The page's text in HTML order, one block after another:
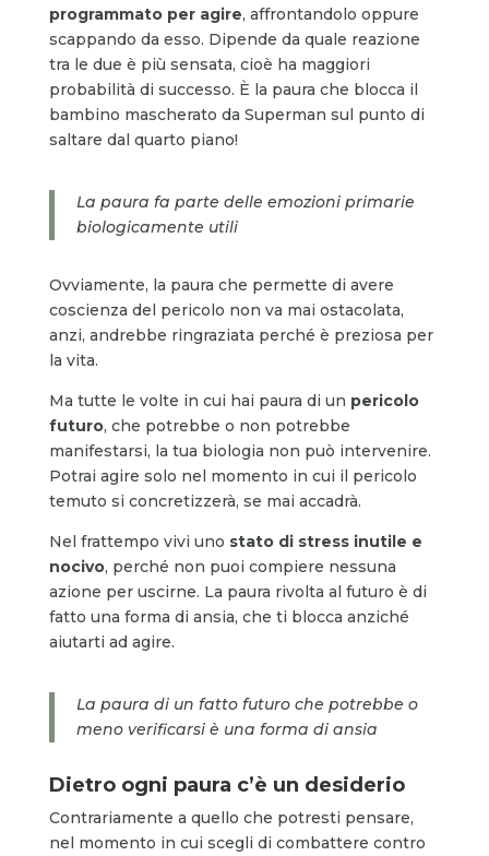
programmato per agire, affrontandolo oppure
scappando da esso. Dipende da quale reazione
tra le due è più sensata, cioè ha maggiori
probabilità di successo. È la paura che blocca il
bambino mascherato da Superman sul punto di
saltare dal quarto piano!
La paura fa parte delle emozioni primarie
biologicamente utili
Ovviamente, la paura che permette di avere
coscienza del pericolo non va mai ostacolata,
anzi, andrebbe ringraziata perché è preziosa per
la vita.
Ma tutte le volte in cui hai paura di un pericolo
futuro, che potrebbe o non potrebbe
manifestarsi, la tua biologia non può intervenire.
Potrai agire solo nel momento in cui il pericolo
temuto si concretizzerà, se mai accadrà.
Nel frattempo vivi uno stato di stress inutile e
nocivo, perché non puoi compiere nessuna
azione per uscirne. La paura rivolta al futuro è di
fatto una forma di ansia, che ti blocca anziché
aiutarti ad agire.
La paura di un fatto futuro che potrebbe o
meno verificarsi è una forma di ansia
Dietro ogni paura c’è un desiderio
Contrariamente a quello che potresti pensare,
nel momento in cui scegli di combattere contro